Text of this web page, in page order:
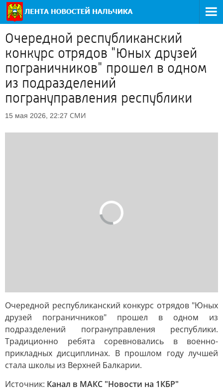
Очередной республиканский
конкурс отрядов "Юных друзей
пограничников" прошел в одном
из подразделений
погрануправления республики
15 мая 2026, 22:27 СМИ
Очередной республиканский конкурс отрядов "Юных
друзей пограничников" прошел в одном из
подразделений погрануправления республики.
Традиционно ребята соревновались в военно-
прикладных дисциплинах. В прошлом году лучшей
стала школы из Верхней Балкарии.
Источник: Канал в МАКС "Новости на 1КБР"